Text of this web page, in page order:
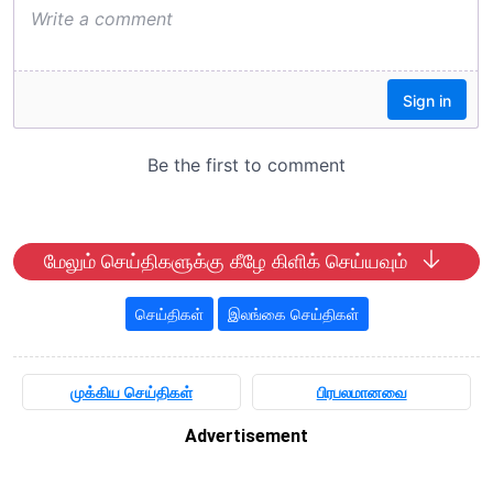
மேலும் செய்திகளுக்கு கீழே கிளிக் செய்யவும்
செய்திகள் இலங்கை செய்திகள்
முக்கிய செய்திகள் பிரபலமானவை
Advertisement